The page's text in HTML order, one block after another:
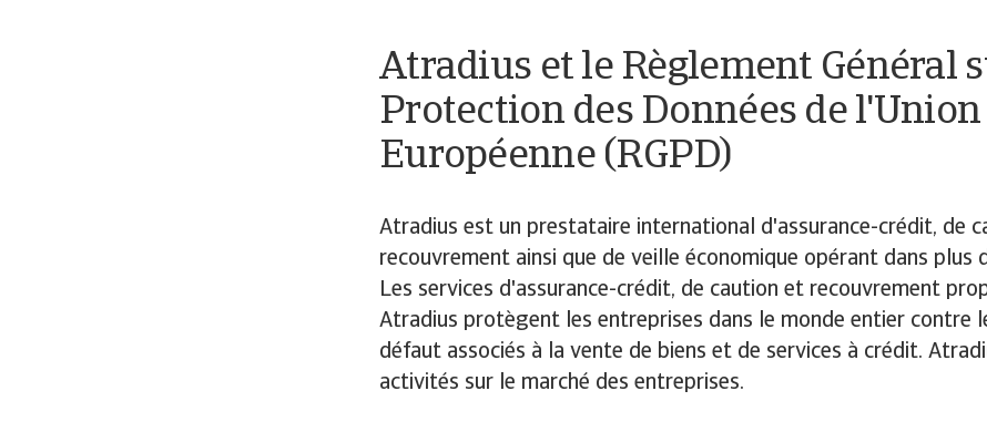
Atradius et le Règlement Général
Protection des Données de l'Union
Européenne (RGPD)
Atradius est un prestataire international d'assurance-crédit, de
recouvrement ainsi que de veille économique opérant dans plus
Les services d'assurance-crédit, de caution et recouvrement
Atradius protègent les entreprises dans le monde entier contre
défaut associés à la vente de biens et de services à crédit.
activités sur le marché des entreprises.